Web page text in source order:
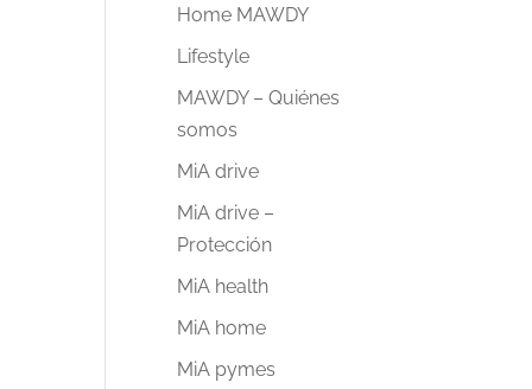
Home MAWDY
Lifestyle
MAWDY – Quiénes
somos
MiA drive
MiA drive –
Protección
MiA health
MiA home
MiA pymes